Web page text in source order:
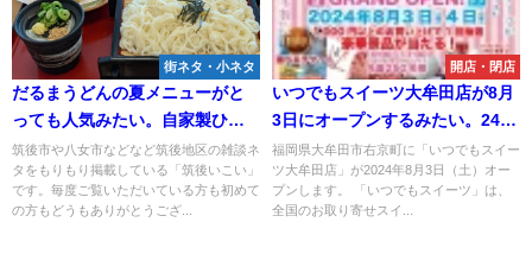
街ネタ・小ネタ
だるまうどんの夏メニューがと
っても人気みたい。自家製ひや
むぎがめっちゃ美味しそう！
（筑後市）
筑後市や八女市などなど筑後地区の雑談ネ
タをもりもり掲載している「筑後いこい」
です。毎度ご覧いただいている方も初めて
の方もどうもありがとうござ...
開店・閉店
いつでもスイーツ大牟田店が8月
3日にオープンするみたい。24時
間スイーツ専門無人販売所
福岡県大牟田市右京町に「いつでもスイー
ツ大牟田店」が2024年8月3日（土）オー
プンします。 「いつでもスイーツ」は、
全国のお取り寄せスイ...